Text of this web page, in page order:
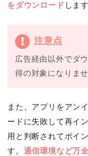
をダウンロード します
注意点
広告経由以外でダ
得の対象になりませ
また、アプリをアン
ードに失敗して再イ
用と判断されてポイ
す。 通信環境など万